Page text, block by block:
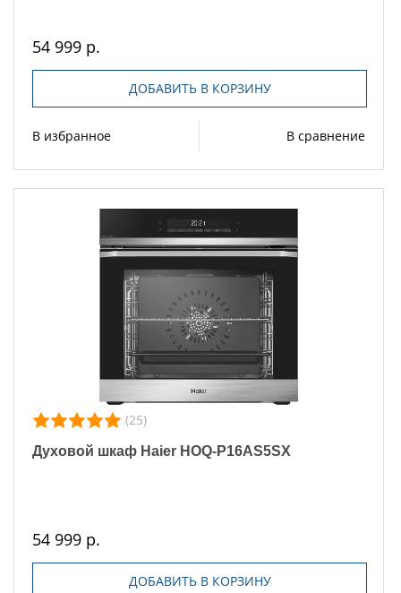
54 999 р.
ДОБАВИТЬ В КОРЗИНУ
В избранное В сравнение
(25)
Духовой шкаф Haier HOQ-P16AS5SX
54 999 р.
ДОБАВИТЬ В КОРЗИНУ